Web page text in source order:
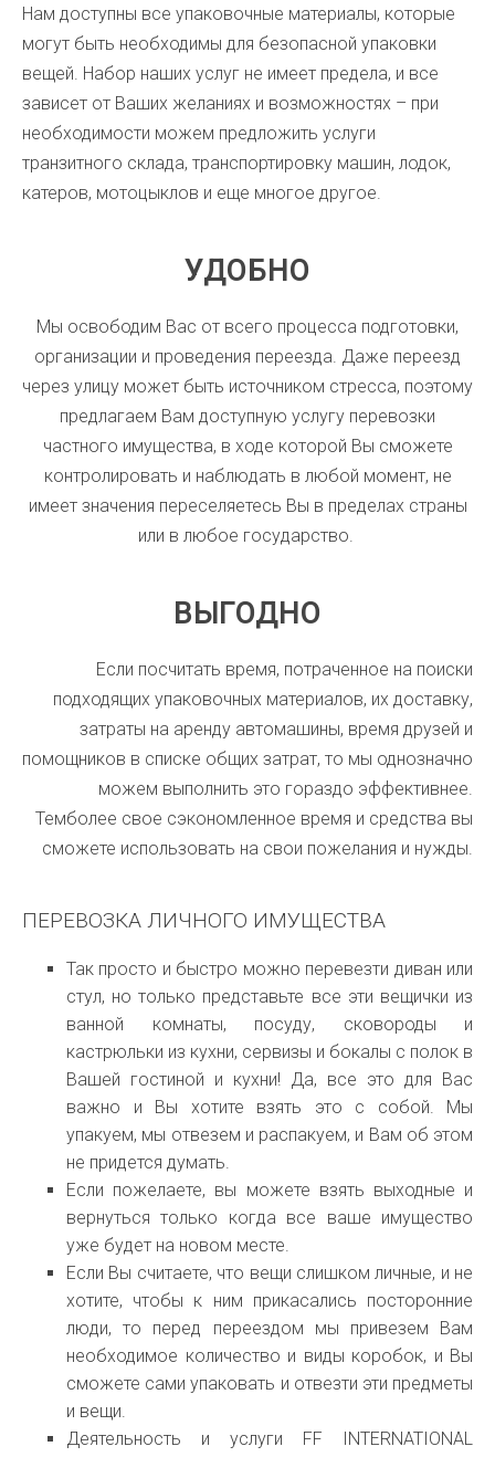
Нам доступны все упаковочные материалы, которые
могут быть необходимы для безопасной упаковки
вещей. Набор наших услуг не имеет предела, и все
зависет от Ваших желаниях и возможностях – при
необходимости можем предложить услуги
транзитного склада, транспортировку машин, лодок,
катеров, мотоцыклов и еще многое другое.
УДОБНО
Мы освободим Вас от всего процесса подготовки,
организации и проведения переезда. Даже переезд
через улицу может быть источником стресса, поэтому
предлагаем Вам доступную услугу перевозки
частного имущества, в ходе которой Вы сможете
контролировать и наблюдать в любой момент, не
имеет значения переселяетесь Вы в пределах страны
или в любое государство.
ВЫГОДНО
Если посчитать время, потраченное на поиски
подходящих упаковочных материалов, их доставку,
затраты на аренду автомашины, время друзей и
помощников в списке общих затрат, то мы однозначно
можем выполнить это гораздо эффективнее.
Темболее свое сэкономленное время и средства вы
сможете использовать на свои пожелания и нужды.
ПЕРЕВОЗКА ЛИЧНОГО ИМУЩЕСТВА
Так просто и быстро можно перевезти диван или
стул, но только представьте все эти вещички из
ванной комнаты, посуду, сковороды и
кастрюльки из кухни, сервизы и бокалы с полок в
Вашей гостиной и кухни! Да, все это для Вас
важно и Вы хотите взять это с собой. Мы
упакуем, мы отвезем и распакуем, и Вам об этом
не придется думать.
Если пожелаете, вы можете взять выходные и
вернуться только когда все ваше имущество
уже будет на новом месте.
Если Вы считаете, что вещи слишком личные, и не
хотите, чтобы к ним прикасались посторонние
люди, то перед переездом мы привезем Вам
необходимое количество и виды коробок, и Вы
сможете сами упаковать и отвезти эти предметы
и вещи.
Деятельность и услуги FF INTERNATIONAL